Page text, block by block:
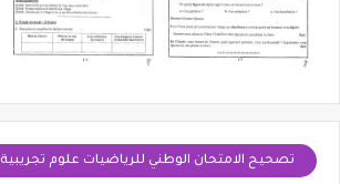
تصحيح الامتحان الوطني للرياضيات علوم تجريبية